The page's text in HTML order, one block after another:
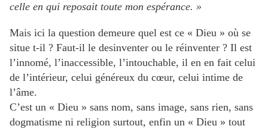
celle en qui reposait toute mon espérance. »
Mais ici la question demeure quel est ce « Dieu » où se
situe t-il ? Faut-il le desinventer ou le réinventer ? Il est
l’innomé, l’inaccessible, l’intouchable, il en en fait celui
de l’intérieur, celui généreux du cœur, celui intime de
l’âme.
C’est un « Dieu » sans nom, sans image, sans rien, sans
dogmatisme ni religion surtout, enfin un « Dieu » tout